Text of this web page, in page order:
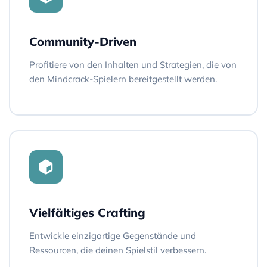
Community-Driven
Profitiere von den Inhalten und Strategien, die von
den Mindcrack-Spielern bereitgestellt werden.
Vielfältiges Crafting
Entwickle einzigartige Gegenstände und
Ressourcen, die deinen Spielstil verbessern.